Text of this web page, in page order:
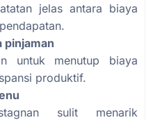
jelas antara biaya
pinjaman
untuk menutup biaya
produktif.
sulit menarik